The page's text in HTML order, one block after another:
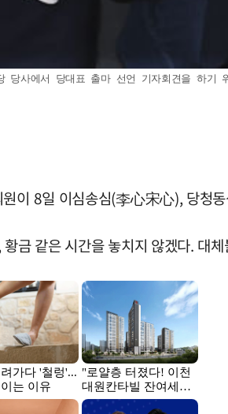
사에서 당대표 출마 선언 기자회견을 하기
이 8일 이심송심(李心宋心), 당청
금 같은 시간을 놓치지 않겠다. 대